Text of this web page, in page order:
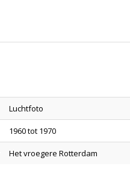
Luchtfoto
1960 tot 1970
Het vroegere Rotterdam